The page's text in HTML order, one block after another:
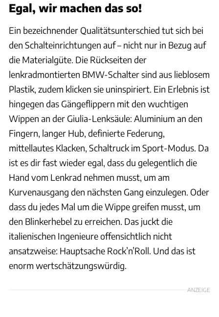
Egal, wir machen das so!
Ein bezeichnender Qualitätsunterschied tut sich bei
den Schalteinrichtungen auf – nicht nur in Bezug auf
die Materialgüte. Die Rückseiten der
lenkradmontierten BMW-Schalter sind aus lieblosem
Plastik, zudem klicken sie uninspiriert. Ein Erlebnis ist
hingegen das Gängeflippern mit den wuchtigen
Wippen an der Giulia-Lenksäule: Aluminium an den
Fingern, langer Hub, definierte Federung,
mittellautes Klacken, Schaltruck im Sport-Modus. Da
ist es dir fast wieder egal, dass du gelegentlich die
Hand vom Lenkrad nehmen musst, um am
Kurvenausgang den nächsten Gang einzulegen. Oder
dass du jedes Mal um die Wippe greifen musst, um
den Blinkerhebel zu erreichen. Das juckt die
italienischen Ingenieure offensichtlich nicht
ansatzweise: Hauptsache Rock’n’Roll. Und das ist
enorm wertschätzungswürdig.
ANZEIGE